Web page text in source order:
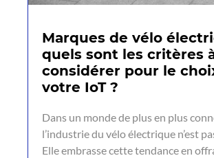
Marques de vélo
quels sont les critères
considérer pour le
votre IoT ?
Dans un monde de plus en plus
l’industrie du vélo électrique n’est
Elle embrasse cette tendance en